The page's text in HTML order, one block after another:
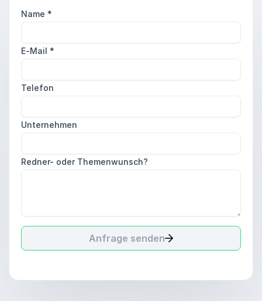
Name *
E-Mail *
Telefon
Unternehmen
Redner- oder Themenwunsch?
Anfrage senden